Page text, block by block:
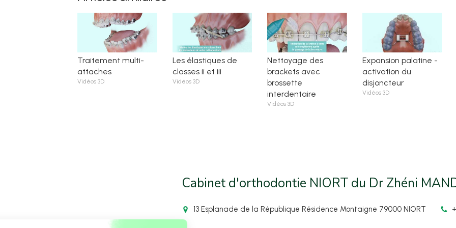
Traitement multi-
attaches
Vidéos 3D
Les élastiques de
classes ii et iii
Vidéos 3D
Nettoyage des
brackets avec
brossette
interdentaire
Vidéos 3D
Expansion palatine -
activation du
disjoncteur
Vidéos 3D
Cabinet d'orthodontie NIORT du Dr Zhéni
13 Esplanade de la République Résidence Montaigne 79000 NIORT